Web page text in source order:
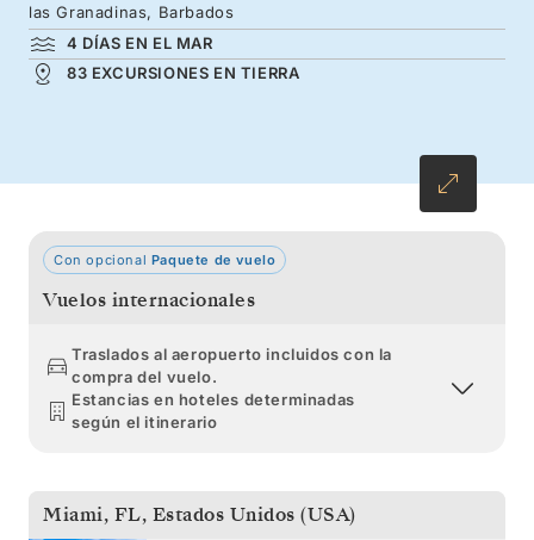
colores del arcoíris en un viaje que recorre
Puerto Rico, las Islas Vírgenes de los EE. UU.,
las islas de Sotavento y las maravillas del sur
las Granadinas, Barbados
4 DÍAS EN EL MAR
83 EXCURSIONES EN TIERRA
Con opcional Paquete de vuelo
Vuelos internacionales
Traslados al aeropuerto incluidos con la
compra del vuelo.
Estancias en hoteles determinadas
según el itinerario
Miami, FL, Estados Unidos (USA)